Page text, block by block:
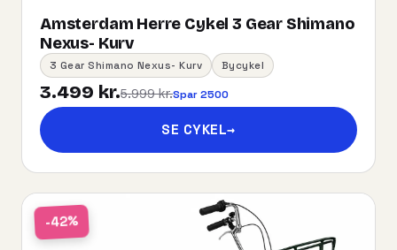
Amsterdam Herre Cykel 3 Gear Shimano
Nexus- Kurv
3 Gear Shimano Nexus- Kurv Bycykel
3.499 kr.5.999 kr.Spar 2500
SE CYKEL→
-42%